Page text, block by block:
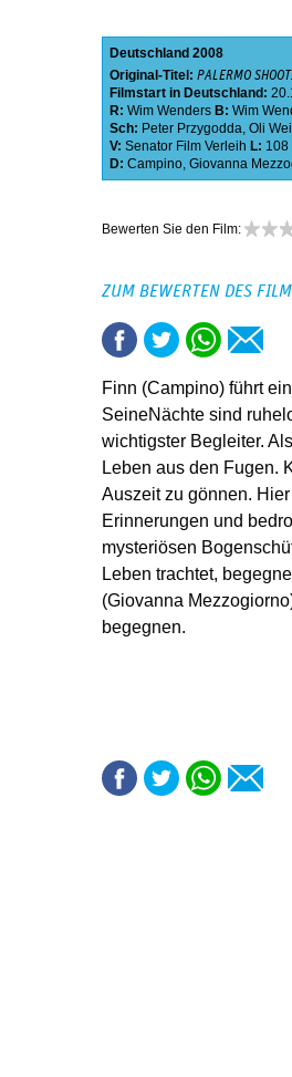
Deutschland 2008
Original-Titel: PALERMO
Filmstart in Deutschland:
R: Wim Wenders B: Wim
Sch: Peter Przygodda, Oli
V: Senator Film Verleih L: 108
D: Campino, Giovanna
Bewerten Sie den Film:
ZUM BEWERTEN DES
Finn (Campino) führt
SeineNächte sind
wichtigster Begleiter.
Leben aus den Fugen.
Auszeit zu gönnen.
Erinnerungen und
mysteriösen
Leben trachtet,
(Giovanna
begegnen.